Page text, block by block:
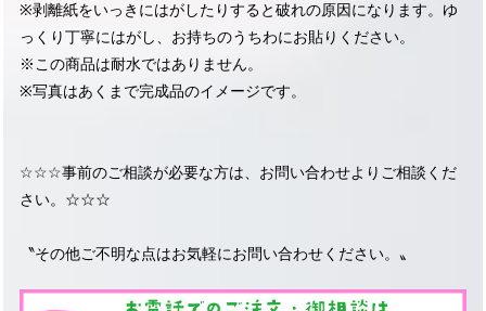
※剥離紙をいっきにはがしたりすると破れの原因になります。ゆ
っくり丁寧にはがし、お持ちのうちわにお貼りください。
※この商品は耐水ではありません。
※写真はあくまで完成品のイメージです。
☆☆☆事前のご相談が必要な方は、お問い合わせよりご相談くだ
さい。☆☆☆
〝その他ご不明な点はお気軽にお問い合わせください。〟